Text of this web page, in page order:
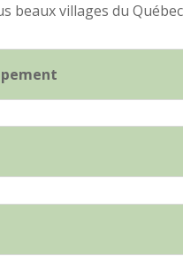
beaux villages du Québec